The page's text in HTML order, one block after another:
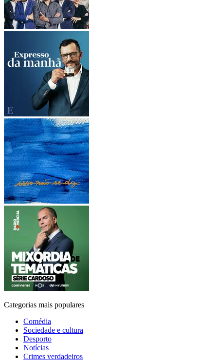
Categorias mais populares
Comédia
Sociedade e cultura
Desporto
Notícias
Crimes verdadeiros